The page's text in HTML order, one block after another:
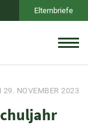
Elternbriefe
29. NOVEMBER 2023